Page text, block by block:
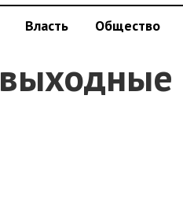
Власть Общество